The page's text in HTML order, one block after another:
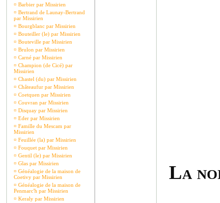
¤ Barbier par Missirien
¤ Bertrand de Launay-Bertrand
par Missirien
¤ Bourgblanc par Missirien
¤ Bouteiller (le) par Missirien
¤ Bouteville par Missirien
¤ Brulon par Missirien
¤ Carné par Missirien
¤ Champion (de Cicé) par
Missirien
¤ Chastel (du) par Missirien
¤ Châteaufur par Missirien
¤ Coetquen par Missirien
¤ Couvran par Missirien
¤ Disquay par Missirien
¤ Eder par Missirien
¤ Famille du Mescam par
Missirien
¤ Feuillée (la) par Missirien
¤ Fouquet par Missirien
¤ Gentil (le) par Missirien
¤ Glas par Missirien
¤ Généalogie de la maison de
Coetivy par Missirien
¤ Généalogie de la maison de
Penmarc'h par Missirien
¤ Keraly par Missirien
La